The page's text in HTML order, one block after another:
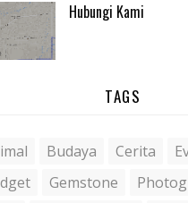
Hubungi Kami
TAGS
Budaya Cerita
Gemstone